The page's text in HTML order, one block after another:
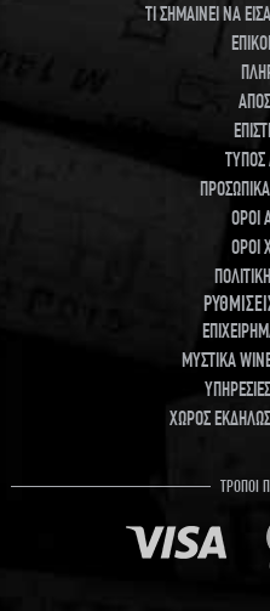
ΤΙ ΣΗΜΑΙΝΕΙ ΝΑ
ΤΥΠΟΣ
ΟΡΟΙ
ΟΡΟΙ
ΜΥΣΤΙΚΑ
ΧΩΡΟΣ
ΤΡΟΠΟΙ